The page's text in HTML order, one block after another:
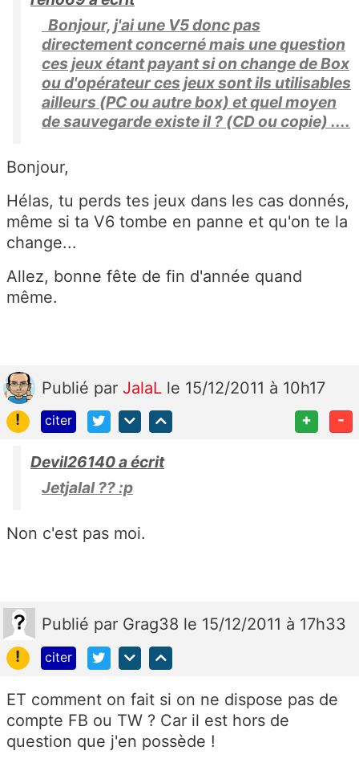
Bonjour, j'ai une V5 donc pas
directement concerné mais une question
ces jeux étant payant si on change de Box
ou d'opérateur ces jeux sont ils utilisables
ailleurs (PC ou autre box) et quel moyen
de sauvegarde existe il ? (CD ou copie) ....
Bonjour,
Hélas, tu perds tes jeux dans les cas donnés,
même si ta V6 tombe en panne et qu'on te la
change...
Allez, bonne fête de fin d'année quand
même.
Publié par JalaL le 15/12/2011 à 10h17
!
citer + -
Devil26140 a écrit
Jetjalal ?? :p
Non c'est pas moi.
Publié par Grag38 le 15/12/2011 à 17h33
!
citer
ET comment on fait si on ne dispose pas de
compte FB ou TW ? Car il est hors de
question que j'en possède !